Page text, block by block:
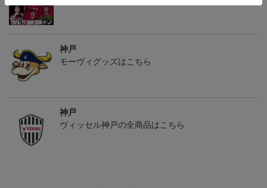
神戸
モーヴィグッズはこちら
神戸
ヴィッセル神戸の全商品はこちら